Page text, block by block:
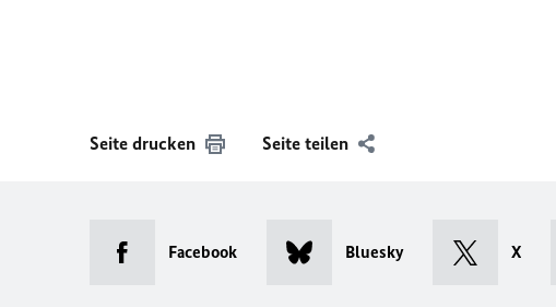
Seite drucken Seite teilen
Facebook Bluesky X